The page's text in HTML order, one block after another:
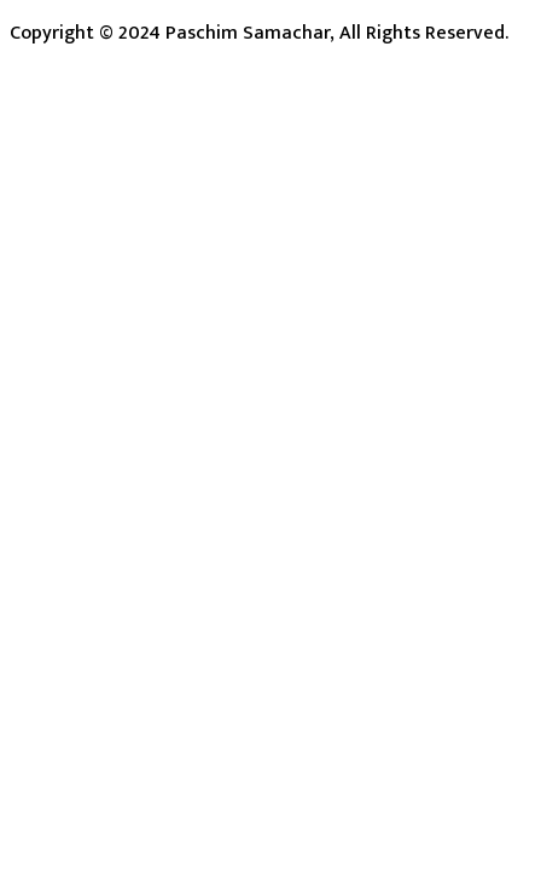
Copyright © 2024 Paschim Samachar, All Rights Reserved.